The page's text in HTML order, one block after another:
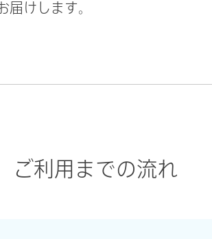
届けします。
ご利用までの流れ